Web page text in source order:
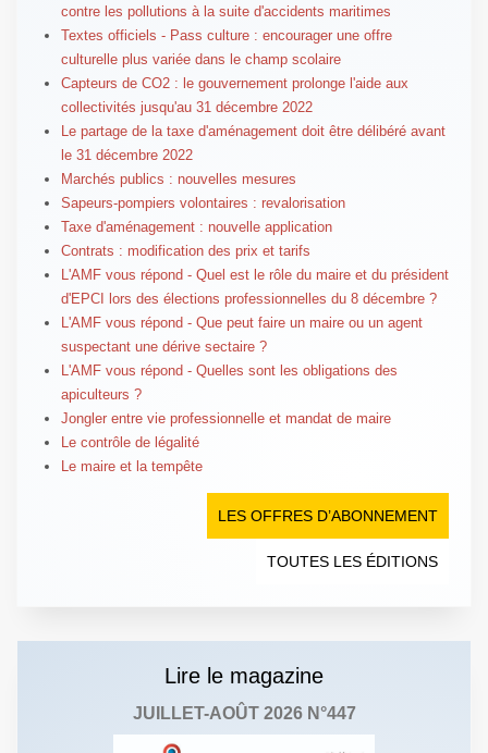
contre les pollutions à la suite d'accidents maritimes
Textes officiels - Pass culture : encourager une offre
culturelle plus variée dans le champ scolaire
Capteurs de CO2 : le gouvernement prolonge l'aide aux
collectivités jusqu'au 31 décembre 2022
Le partage de la taxe d'aménagement doit être délibéré avant
le 31 décembre 2022
Marchés publics : nouvelles mesures
Sapeurs-pompiers volontaires : revalorisation
Taxe d'aménagement : nouvelle application
Contrats : modification des prix et tarifs
L'AMF vous répond - Quel est le rôle du maire et du président
d'EPCI lors des élections professionnelles du 8 décembre ?
L'AMF vous répond - Que peut faire un maire ou un agent
suspectant une dérive sectaire ?
L'AMF vous répond - Quelles sont les obligations des
apiculteurs ?
Jongler entre vie professionnelle et mandat de maire
Le contrôle de légalité
Le maire et la tempête
LES OFFRES D’ABONNEMENT
TOUTES LES ÉDITIONS
Lire le magazine
JUILLET-AOÛT 2026 N°447